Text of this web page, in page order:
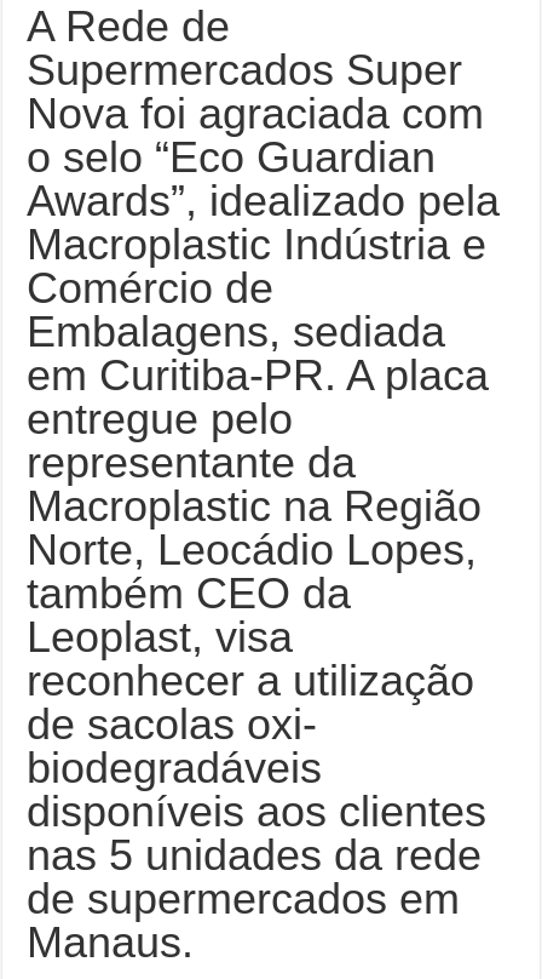
A Rede de
Supermercados Super
Nova foi agraciada com
o selo “Eco Guardian
Awards”, idealizado pela
Macroplastic Indústria e
Comércio de
Embalagens, sediada
em Curitiba-PR. A placa
entregue pelo
representante da
Macroplastic na Região
Norte, Leocádio Lopes,
também CEO da
Leoplast, visa
reconhecer a utilização
de sacolas oxi-
biodegradáveis
disponíveis aos clientes
nas 5 unidades da rede
de supermercados em
Manaus.